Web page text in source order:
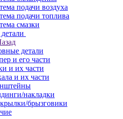
подачи воздуха
подачи топлива
смазки
детали
и его части
и их части
и их части
накладки
брызговики